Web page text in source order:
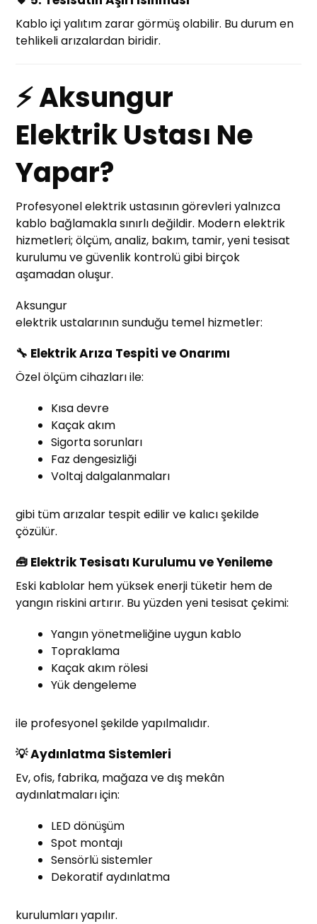
Kablo içi yalıtım zarar görmüş olabilir. Bu durum en
tehlikeli arızalardan biridir.
⚡ Aksungur
Elektrik Ustası Ne
Yapar?
Profesyonel elektrik ustasının görevleri yalnızca
kablo bağlamakla sınırlı değildir. Modern elektrik
hizmetleri; ölçüm, analiz, bakım, tamir, yeni tesisat
kurulumu ve güvenlik kontrolü gibi birçok
aşamadan oluşur.
Aksungur
elektrik ustalarının sunduğu temel hizmetler:
🔧 Elektrik Arıza Tespiti ve Onarımı
Özel ölçüm cihazları ile:
Kısa devre
Kaçak akım
Sigorta sorunları
Faz dengesizliği
Voltaj dalgalanmaları
gibi tüm arızalar tespit edilir ve kalıcı şekilde
çözülür.
🧰 Elektrik Tesisatı Kurulumu ve Yenileme
Eski kablolar hem yüksek enerji tüketir hem de
yangın riskini artırır. Bu yüzden yeni tesisat çekimi:
Yangın yönetmeliğine uygun kablo
Topraklama
Kaçak akım rölesi
Yük dengeleme
ile profesyonel şekilde yapılmalıdır.
💡 Aydınlatma Sistemleri
Ev, ofis, fabrika, mağaza ve dış mekân
aydınlatmaları için:
LED dönüşüm
Spot montajı
Sensörlü sistemler
Dekoratif aydınlatma
kurulumları yapılır.